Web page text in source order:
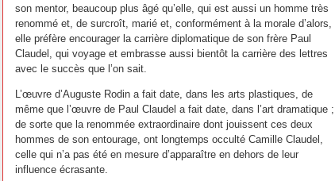
son mentor, beaucoup plus âgé qu’elle, qui est aussi un homme très
renommé et, de surcroît, marié et, conformément à la morale d’alors,
elle préfère encourager la carrière diplomatique de son frère Paul
Claudel, qui voyage et embrasse aussi bientôt la carrière des lettres
avec le succès que l’on sait.
L’œuvre d’Auguste Rodin a fait date, dans les arts plastiques, de
même que l’œuvre de Paul Claudel a fait date, dans l’art dramatique ;
de sorte que la renommée extraordinaire dont jouissent ces deux
hommes de son entourage, ont longtemps occulté Camille Claudel,
celle qui n’a pas été en mesure d’apparaître en dehors de leur
influence écrasante.